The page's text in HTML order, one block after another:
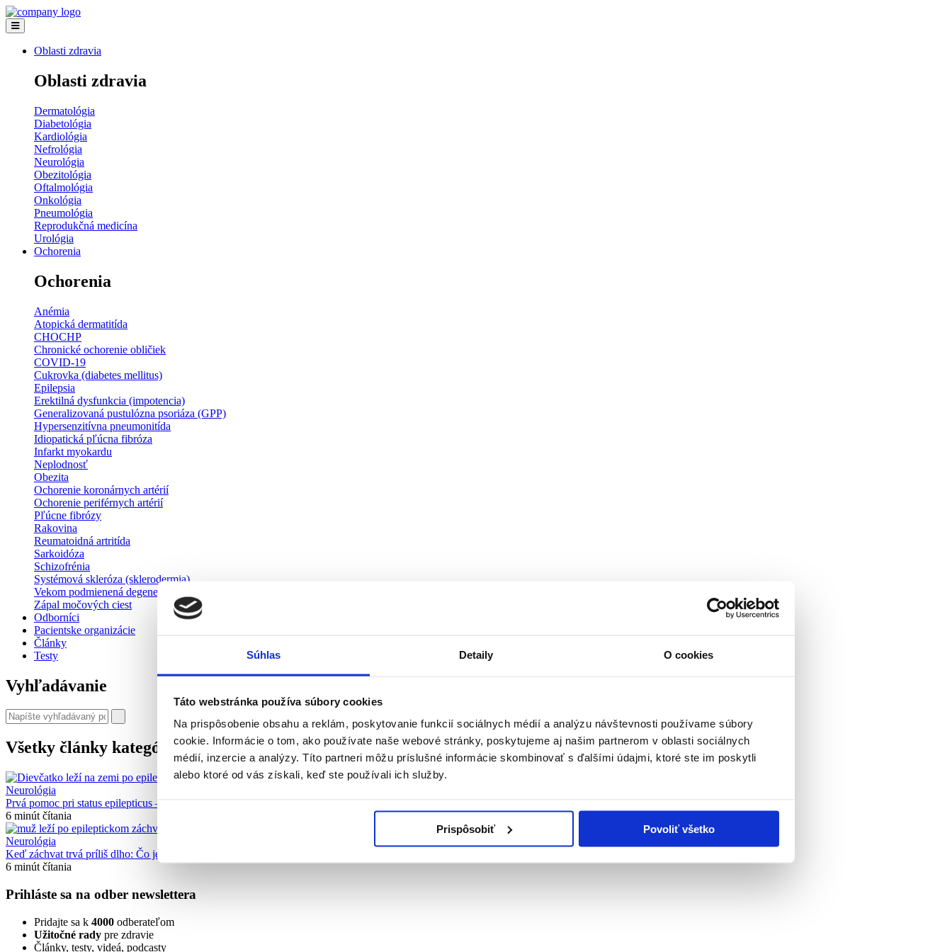
Súhlas Detaily O cookies
Táto webstránka používa súbory cookies
Na prispôsobenie obsahu a reklám, poskytovanie funkcií sociálnych médií a analýzu návštevnosti používame súbory
cookie. Informácie o tom, ako používate naše webové stránky, poskytujeme aj našim partnerom v oblasti sociálnych
médií, inzercie a analýzy. Títo partneri môžu príslušné informácie skombinovať s ďalšími údajmi, ktoré ste im poskytli
alebo ktoré od vás získali, keď ste používali ich služby.
Prispôsobiť Povoliť všetko
Oblasti zdravia
Oblasti zdravia
Dermatológia
Diabetológia
Kardiológia
Nefrológia
Neurológia
Obezitológia
Oftalmológia
Onkológia
Pneumológia
Reprodukčná medicína
Urológia
Ochorenia
Ochorenia
Anémia
Atopická dermatitída
CHOCHP
Chronické ochorenie obličiek
COVID-19
Cukrovka (diabetes mellitus)
Epilepsia
Erektilná dysfunkcia (impotencia)
Generalizovaná pustulózna psoriáza (GPP)
Hypersenzitívna pneumonitída
Idiopatická pľúcna fibróza
Infarkt myokardu
Neplodnosť
Obezita
Ochorenie koronárnych artérií
Ochorenie periférnych artérií
Pľúcne fibrózy
Rakovina
Reumatoidná artritída
Sarkoidóza
Schizofrénia
Systémová skleróza (sklerodermia)
Vekom podmienená degenerácia makuly
Zápal močových ciest
Odborníci
Pacientske organizácie
Články
Testy
Vyhľadávanie
Všetky články kategórie
Neurológia
Prvá pomoc pri status epilepticus – čo robiť pri dlhom epileptickom záchvate
6 minút čítania
Neurológia
Keď záchvat trvá príliš dlho: Čo je status epilepticus a prečo je nebezpečný?
6 minút čítania
Prihláste sa na odber newslettera
Pridajte sa k 4000 odberateľom
Užitočné rady pre zdravie
Články, testy, videá, podcasty